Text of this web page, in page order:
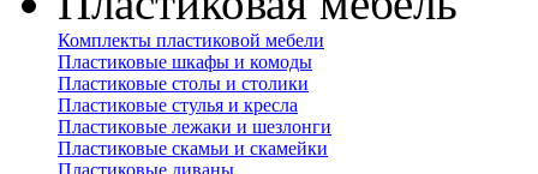
Комплекты пластиковой мебели
Пластиковые шкафы и комоды
Пластиковые столы и столики
Пластиковые стулья и кресла
Пластиковые лежаки и шезлонги
Пластиковые скамьи и скамейки
Пластиковые диваны